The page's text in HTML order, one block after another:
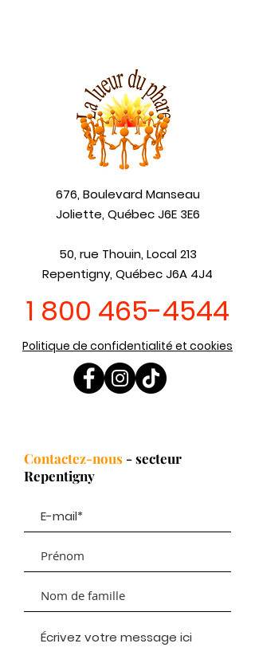
676, Boulevard Manseau
Joliette, Québec J6E 3E6
50, rue Thouin, Local 213
Repentigny, Québec J6A 4J4
1 800 465-4544
Politique de confidentialité et cookies
Contactez-nous - secteur
Repentigny